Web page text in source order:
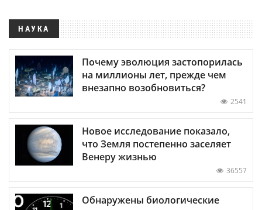
НАУКА
Почему эволюция застопорилась
на миллионы лет, прежде чем
внезапно возобновиться?
2541
Новое исследование показало,
что Земля постепенно заселяет
Венеру жизнью
36557
Обнаружены биологические